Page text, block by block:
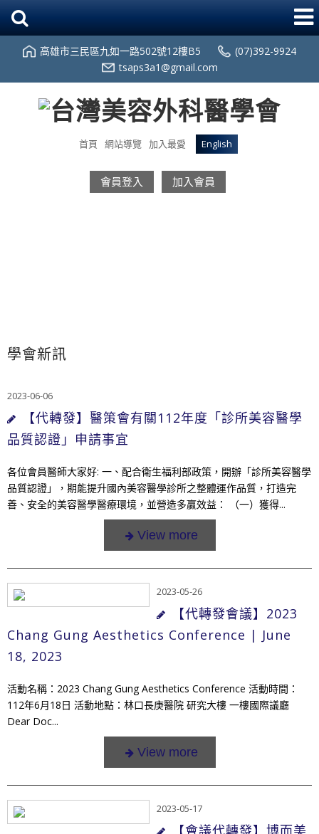
高雄市三民區九如一路502號12樓B5
(07)392-9924
tsaps3a1@gmail.com
首頁 網站導覽 加入最愛 English
會員登入 加入會員
學會新訊
2023-06-06
【代轉發】醫策會有關112年度「診所美容醫學
品質認證」申請事宜
各位會員醫師大家好: 一、配合衛生福利部政策，開辦「診所美容醫學
品質認證」，期能提升國內美容醫學診所之整體運作品質，打造完
善、安全的美容醫學醫療環境，並營造多贏效益： （一）獲得...
2023-05-26
【代轉發會議】2023
Chang Gung Aesthetics Conference | June
18, 2023
活動名稱：2023 Chang Gung Aesthetics Conference 活動時間：
112年6月18日 活動地點：林口長庚醫院 研究大樓 一樓國際議廳
Dear Doc...
2023-05-17
【會議代轉發】博而美